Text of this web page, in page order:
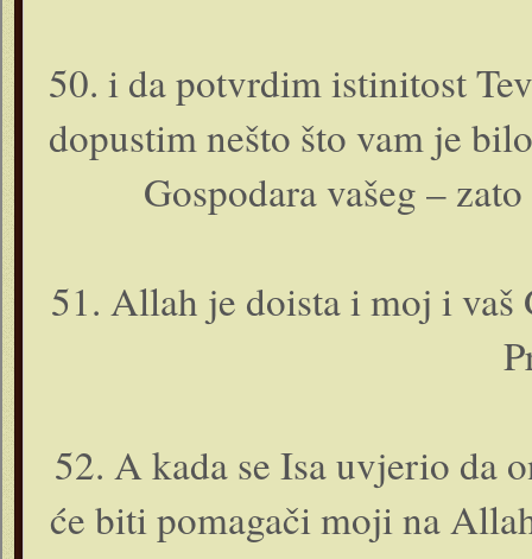
50. i da potvrdim istinitost
dopustim nešto što vam je
Gospodara vašeg –
51. Allah je doista i moj i vaš
52. A kada se Isa uvjerio da
će biti pomagači moji na